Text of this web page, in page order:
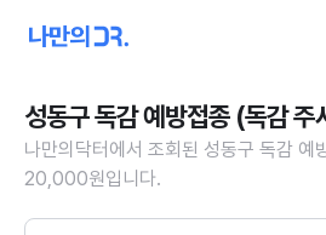
성동구 독감 예방접종 (독감
나만의닥터에서 조회된 성동구 독감 예
20,000원입니다.